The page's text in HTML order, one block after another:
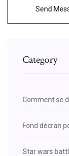
Send
Category
Comment se
Fond décran
Star wars